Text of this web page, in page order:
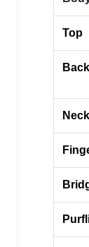
Top
Neck